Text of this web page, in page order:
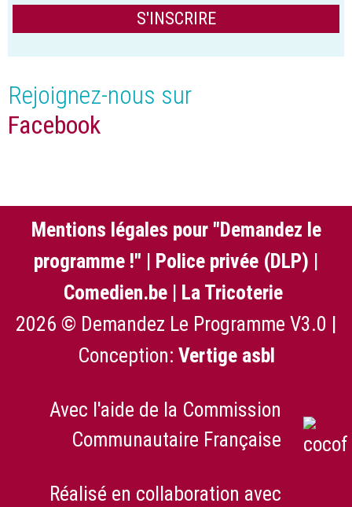
Rejoignez-nous sur
Facebook
Mentions légales pour "Demandez le
programme !" | Police privée (DLP) |
Comedien.be | La Tricoterie
2026 © Demandez Le Programme V3.0 |
Conception: Vertige asbl
Avec l'aide de la Commission
Communautaire Française
Réalisé en collaboration avec